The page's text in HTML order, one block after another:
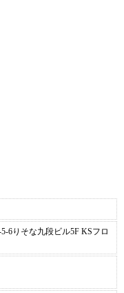
6りそな九段ビル5F KSフロ